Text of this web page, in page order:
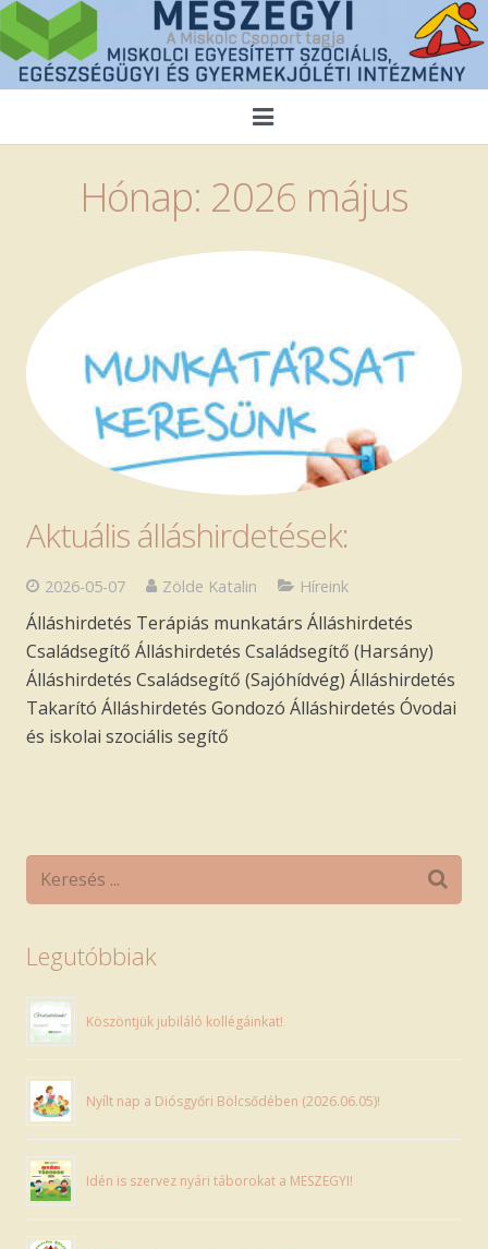
Közérdekű adatok
Ellátások
Pályázatok
Alapítványaink
Szakmai anyagok
Hónap: 2026 május
Aktuális álláshirdetések:
2026-05-07 Zölde Katalin Híreink
Álláshirdetés Terápiás munkatárs Álláshirdetés
Családsegítő Álláshirdetés Családsegítő (Harsány)
Álláshirdetés Családsegítő (Sajóhídvég) Álláshirdetés
Takarító Álláshirdetés Gondozó Álláshirdetés Óvodai
és iskolai szociális segítő
Legutóbbiak
Köszöntjük jubiláló kollégáinkat!
Nyílt nap a Diósgyőri Bölcsődében (2026.06.05)!
Idén is szervez nyári táborokat a MESZEGYI!